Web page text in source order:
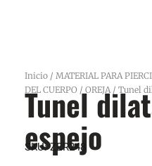
Inicio / MATERIAL PARA
DEL CUERPO / OREJA/ Tunel
Tunel
espejo
SKU:ZER248